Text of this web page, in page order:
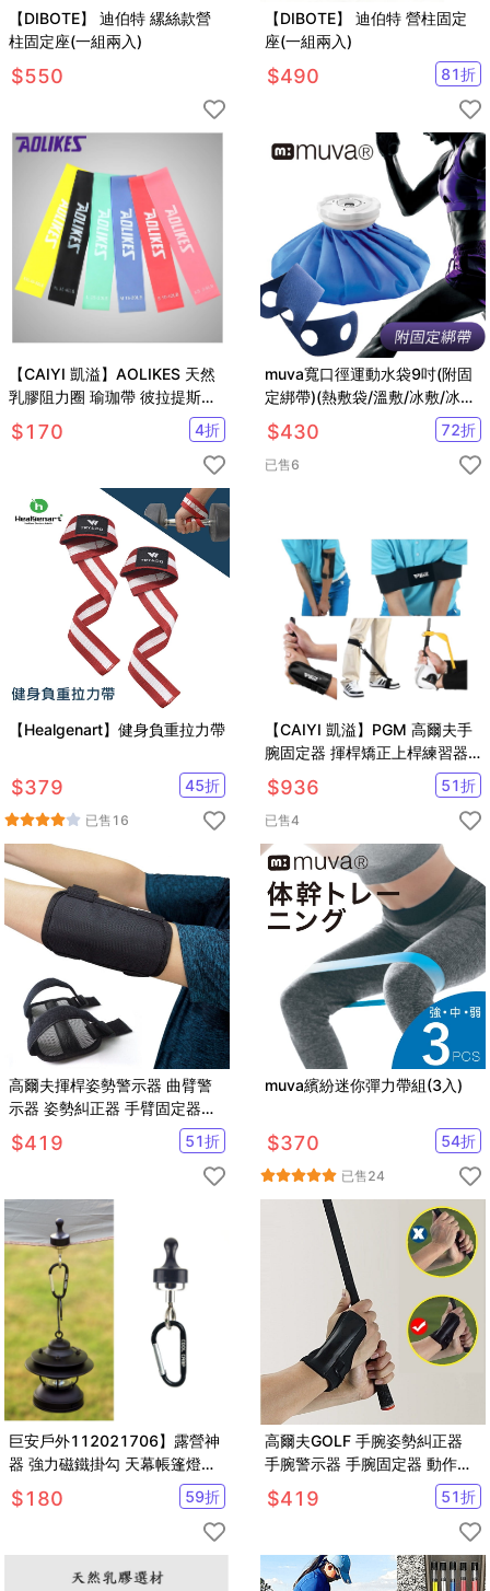
【DIBOTE】 迪伯特 縲絲款營
柱固定座(一組兩入)
$550
【DIBOTE】 迪伯特 營柱固定
座(一組兩入)
$490 81折
【CAIYI 凱溢】AOLIKES 天然
乳膠阻力圈 瑜珈帶 彼拉提斯帶
訓練拉力帶 阻力帶 健身帶 拉力
帶 彈力帶 藍色
$170 4折
muva寬口徑運動水袋9吋(附固
定綁帶)(熱敷袋/溫敷/冰敷/冰袋/
熱水袋/溫熱舒緩)
$430 72折
已售6
【Healgenart】健身負重拉力帶
$379 45折
已售 16
【CAIYI 凱溢】PGM 高爾夫手
腕固定器 揮桿矯正上桿練習器
手臂糾正帶 五件套初學者適用
$936 51折
已售4
高爾夫揮桿姿勢警示器 曲臂警
示器 姿勢糾正器 手臂固定器
【GF12001】
$419 51折
muva繽紛迷你彈力帶組(3入)
$370 54折
已售24
巨安戶外112021706】露營神
器 強力磁鐵掛勾 天幕帳篷燈吊
掛掛繩固定器
$180 59折
高爾夫GOLF 手腕姿勢糾正器
手腕警示器 手腕固定器 動作糾
正器【GF11001】
$419 51折